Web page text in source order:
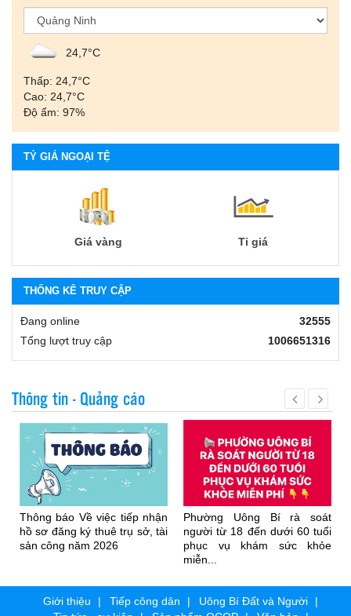
24,7°С
Thấp: 24,7°С
Cao: 24,7°С
Độ ẩm: 97%
TỶ GIÁ NGOẠI TỆ
Giá vàng Tỉ giá
THỐNG KÊ TRUY CẬP
Đang online
32555
Tổng lượt truy cập
1006651316
Thông tin - Quảng cáo
Thông báo Về việc tiếp nhận
hồ sơ đăng ký thuê trụ sở, tài
sản công năm 2026
Phường Uông Bí rà soát
người từ 18 đến dưới 60 tuổi
phục vụ khám sức khỏe
miễn...
Giới thiệu Tiếp công dân
Uông Bí Đất và Người